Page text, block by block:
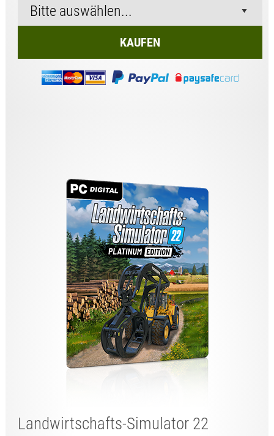
KAUFEN
Landwirtschafts-Simulator 22